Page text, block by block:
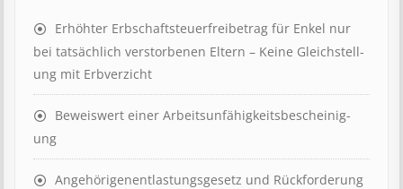
Erhöhter Erb­schaft­steuer­frei­be­trag für Enkel nur
bei tat­säch­lich ver­storb­en­en Eltern – Keine Gleich­stell­
ung mit Erb­verzicht
Beweis­wert einer Arbeits­un­fähig­keits­be­scheinig­
ung
Angehörigenent­lastungs­ge­setz und Rück­ford­er­ung